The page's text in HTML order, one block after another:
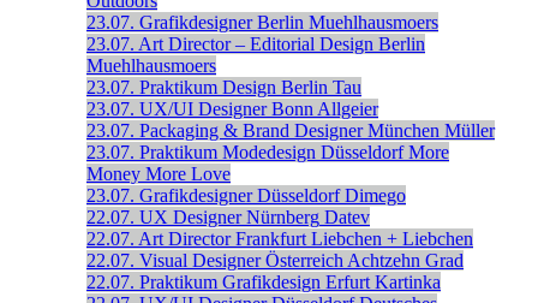
23.07. Grafikdesigner Berlin Muehlhausmoers
23.07. Art Director – Editorial Design Berlin
Muehlhausmoers
23.07. Praktikum Design Berlin Tau
23.07. UX/UI Designer Bonn Allgeier
23.07. Packaging & Brand Designer München Müller
23.07. Praktikum Modedesign Düsseldorf More
Money More Love
23.07. Grafikdesigner Düsseldorf Dimego
22.07. UX Designer Nürnberg Datev
22.07. Art Director Frankfurt Liebchen + Liebchen
22.07. Visual Designer Österreich Achtzehn Grad
22.07. Praktikum Grafikdesign Erfurt Kartinka